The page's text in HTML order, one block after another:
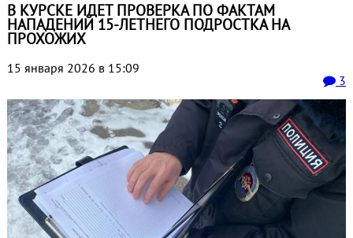
В КУРСКЕ ИДЕТ ПРОВЕРКА ПО ФАКТАМ
НАПАДЕНИЙ 15-ЛЕТНЕГО ПОДРОСТКА НА
ПРОХОЖИХ
15 января 2026 в 15:09
3